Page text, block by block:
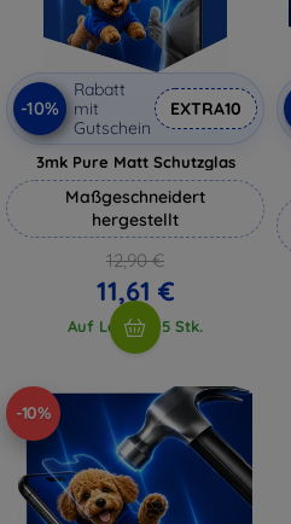
-10%
Rabatt
mit
Gutschein
EXTRA10
3mk Pure Matt Schutzglas
Maßgeschneidert
hergestellt
12,90 €
11,61 €
Auf Lager > 5 Stk.
-10%